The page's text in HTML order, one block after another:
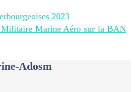
2023
Militaire Marine Aéro sur la BAN
Adosm